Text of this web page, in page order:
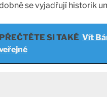
se vyjadřují historik
PŘEČTĚTE SI TAKÉ Vít